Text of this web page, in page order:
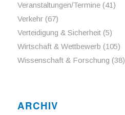
Veranstaltungen/Termine(41)
Verkehr(67)
Verteidigung & Sicherheit(5)
Wirtschaft & Wettbewerb (105)
Wissenschaft & Forschung (38)
ARCHIV